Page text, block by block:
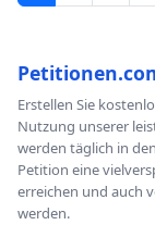
Erstellen Sie
Nutzung unserer
werden täglich in
Petition eine
erreichen und auch
werden.